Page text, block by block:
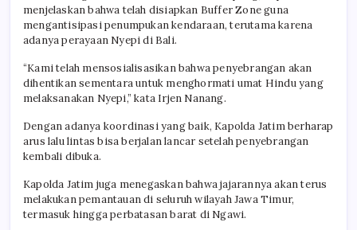
menjelaskan bahwa telah disiapkan Buffer Zone guna
mengantisipasi penumpukan kendaraan, terutama karena
adanya perayaan Nyepi di Bali.
“Kami telah mensosialisasikan bahwa penyebrangan akan
dihentikan sementara untuk menghormati umat Hindu yang
melaksanakan Nyepi,” kata Irjen Nanang.
Dengan adanya koordinasi yang baik, Kapolda Jatim berharap
arus lalu lintas bisa berjalan lancar setelah penyebrangan
kembali dibuka.
Kapolda Jatim juga menegaskan bahwa jajarannya akan terus
melakukan pemantauan di seluruh wilayah Jawa Timur,
termasuk hingga perbatasan barat di Ngawi.